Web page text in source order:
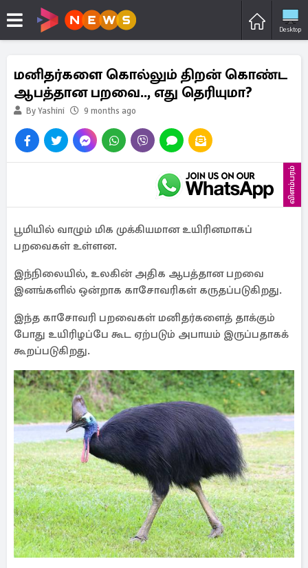
Desktop
மனிதர்களை கொல்லும் திறன் கொண்ட
ஆபத்தான பறவை.., எது தெரியுமா?
By Yashini 9 months ago
விளம்பரம்
பூமியில் வாழும் மிக முக்கியமான உயிரினமாகப்
பறவைகள் உள்ளன.
இந்நிலையில், உலகின் அதிக ஆபத்தான பறவை
இனங்களில் ஒன்றாக காசோவரிகள் கருதப்படுகிறது.
இந்த காசோவரி பறவைகள் மனிதர்களைத் தாக்கும்
போது உயிரிழப்பே கூட ஏற்படும் அபாயம் இருப்பதாகக்
கூறப்படுகிறது.